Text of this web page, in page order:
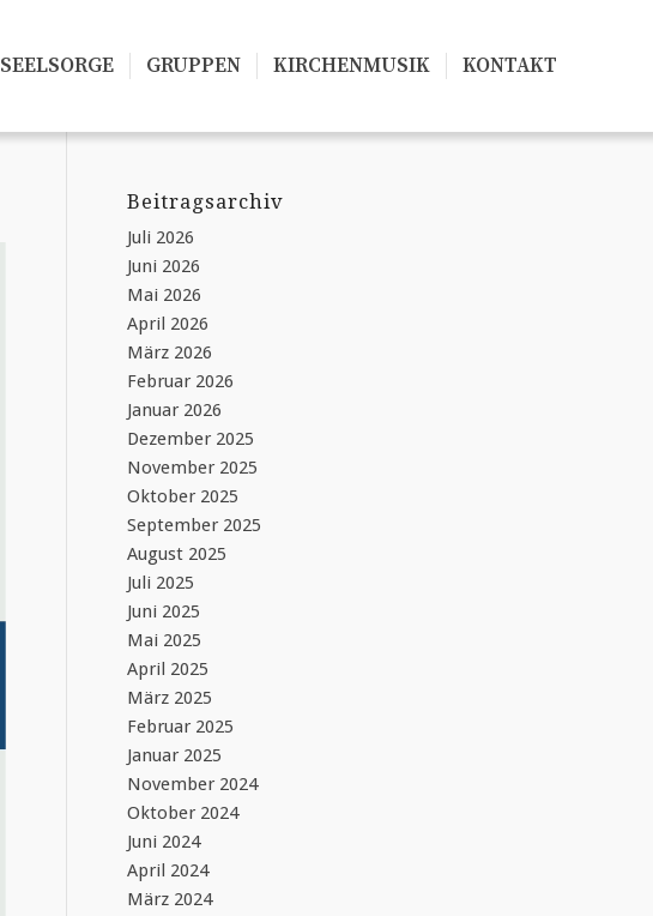
SEELSORGE GRUPPEN KIRCHENMUSIK KONTAKT
Beitragsarchiv
Juli 2026
Juni 2026
Mai 2026
April 2026
März 2026
Februar 2026
Januar 2026
Dezember 2025
November 2025
Oktober 2025
September 2025
August 2025
Juli 2025
Juni 2025
Mai 2025
April 2025
März 2025
Februar 2025
Januar 2025
November 2024
Oktober 2024
Juni 2024
April 2024
März 2024